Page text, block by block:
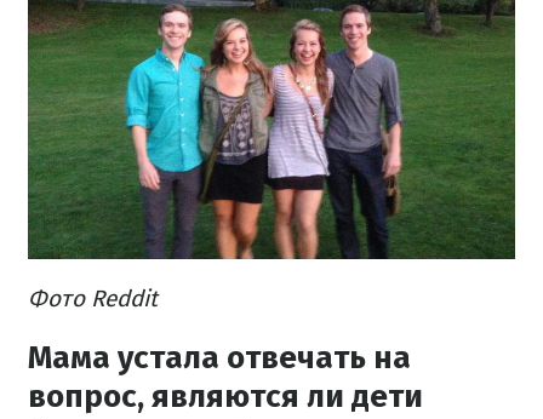
Фото Reddit
Мама устала отвечать на
вопрос, являются ли дети